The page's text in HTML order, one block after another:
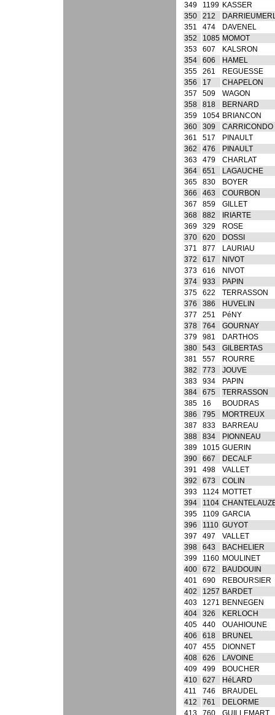
349
1199 KASSER
350
212
351
474
DAVENEL
352
1085 MOMOT
353
607
KALSRON
354
606
HAMEL
355
261
REGUESSE
356
17
CHAPELON
357
509
WAGON
358
818
BERNARD
359
1054 BRIANCON
360
309
CARRICONDO
361
517
PINAULT
362
476
PINAULT
363
479
CHARLAT
364
651
LAGAUCHE
365
830
BOYER
366
463
COURBON
367
859
GILLET
368
882
IRIARTE
369
329
ROSE
370
620
DOSSI
371
877
LAURIAU
372
617
NIVOT
373
616
NIVOT
374
933
PAPIN
375
622
TERRASSON
376
386
HUVELIN
377
251
PéNY
378
764
GOURNAY
379
981
DARTHOS
380
543
GILBERTAS
381
557
ROURRE
382
773
JOUVE
383
934
PAPIN
384
675
TERRASSON
385
16
BOUDRAS
386
795
MORTREUX
387
833
BARREAU
388
834
PIONNEAU
389
1015 GUERIN
390
667
DECALF
391
498
VALLET
392
673
COLIN
393
1124 MOTTET
394
1104
395
1109 GARCIA
396
1110 GUYOT
397
497
VALLET
398
643
BACHELIER
399
1160 MOULINET
400
672
BAUDOUIN
401
690
REBOURSIER
402
1257 BARDET
403
1271 BENNEGEN
404
326
KERLOCH
405
440
OUAHIOUNE
406
618
BRUNEL
407
455
DIONNET
408
626
LAVOINE
409
499
BOUCHER
410
627
HéLARD
411
746
BRAUDEL
412
761
DELORME
413
760 GUILLEMART